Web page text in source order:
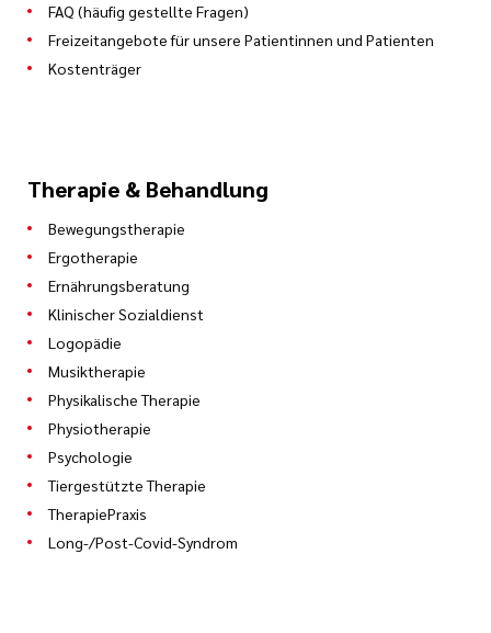
FAQ (häufig gestellte Fragen)
Freizeitangebote für unsere Patientinnen und Patienten
Kostenträger
Therapie & Behandlung
Bewegungstherapie
Ergotherapie
Ernährungsberatung
Klinischer Sozialdienst
Logopädie
Musiktherapie
Physikalische Therapie
Physiotherapie
Psychologie
Tiergestützte Therapie
TherapiePraxis
Long-/Post-Covid-Syndrom